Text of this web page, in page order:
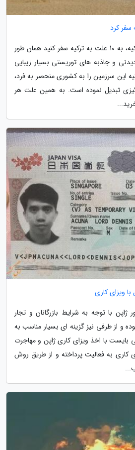
دیدنی ها و جاذبه های ترکیه، به 10 علت به ترکیه سفر کنید همان طور
و جاذبه های توریستی بسیار زیبایی
این سرزمین را به کشوری منحصر به فرد،
تبدیل نموده است. به همین علت هر
ویزای کاری
ژاپن با توجه به شرایط بازرگانان و تجار
و از طرفی نیز گزینه ای بسیار مناسب به
بایست با اخذ ویزای کاری ژاپن و مهاجرت
کاری به فعالیت پرداخته و از طریق روش